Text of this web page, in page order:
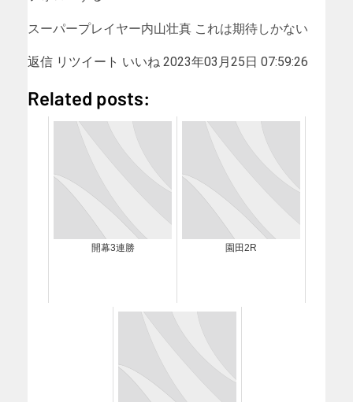
スーパープレイヤー内山壮真 これは期待しかない
返信 リツイート いいね 2023年03月25日 07:59:26
Related posts:
開幕3連勝 園田2R